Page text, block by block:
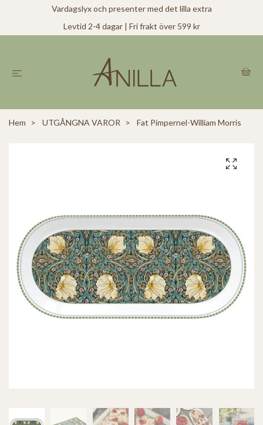
Vardagslyx och presenter med det lilla extra
Levtid 2-4 dagar | Fri frakt över 599 kr
Hem UTGÅNGNA VAROR Fat Pimpernel-William Morris